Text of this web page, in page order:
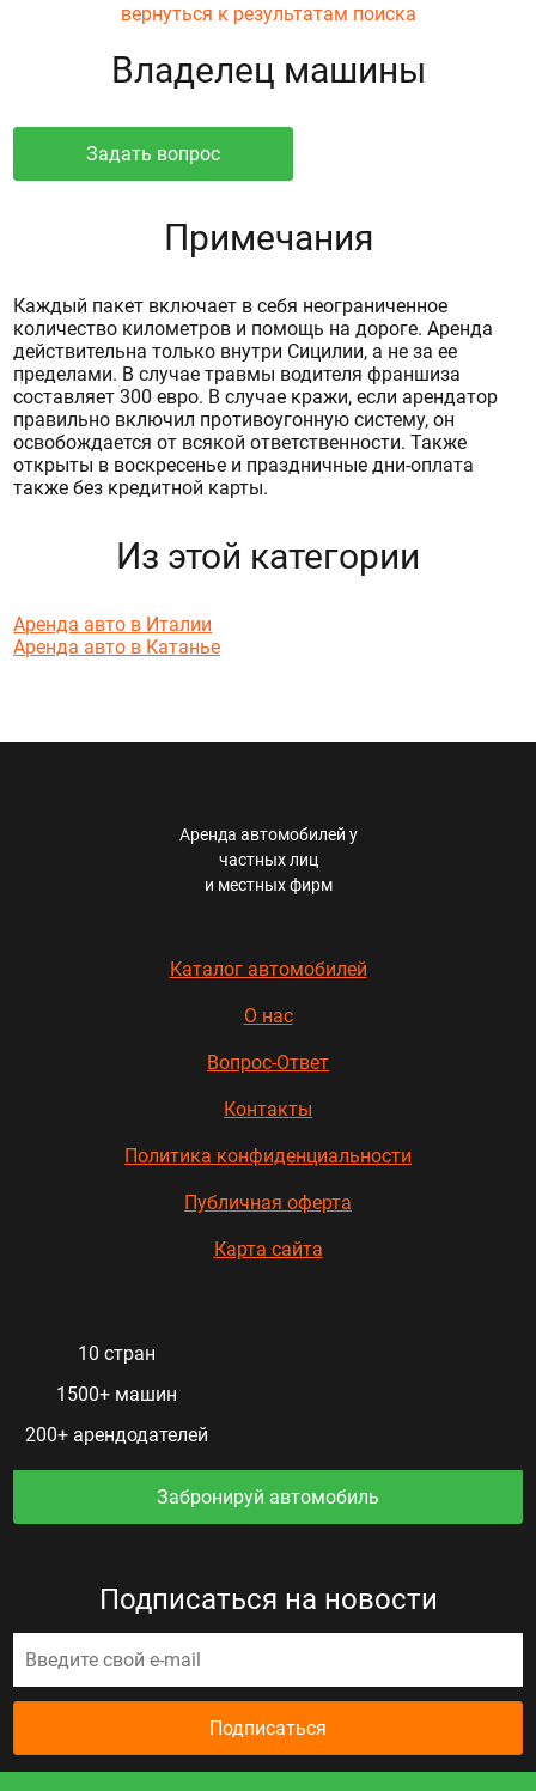
вернуться к результатам поиска
Владелец машины
Задать вопрос
Примечания
Каждый пакет включает в себя неограниченное
количество километров и помощь на дороге. Аренда
действительна только внутри Сицилии, а не за ее
пределами. В случае травмы водителя франшиза
составляет 300 евро. В случае кражи, если арендатор
правильно включил противоугонную систему, он
освобождается от всякой ответственности. Также
открыты в воскресенье и праздничные дни-оплата
также без кредитной карты.
Из этой категории
Аренда авто в Италии
Аренда авто в Катанье
Аренда автомобилей у
частных лиц
и местных фирм
Каталог автомобилей
О нас
Вопрос-Ответ
Контакты
Политика конфиденциальности
Публичная оферта
Карта сайта
10 стран
1500+ машин
200+ арендодателей
Забронируй автомобиль
Подписаться на новости
Подписаться